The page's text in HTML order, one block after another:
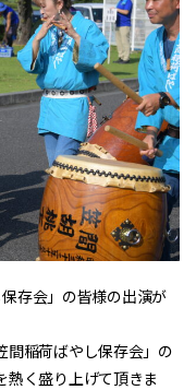
存会」の皆様の出演が
間稲荷ばやし保存会」の
熱く盛り上げて頂きま